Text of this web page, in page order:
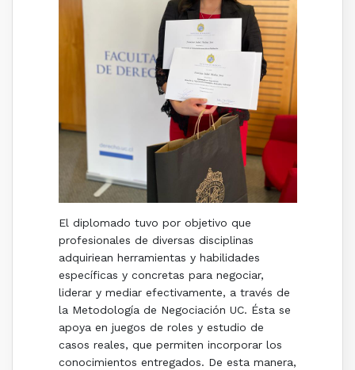
El diplomado tuvo por objetivo que
profesionales de diversas disciplinas
adquiriean herramientas y habilidades
específicas y concretas para negociar,
liderar y mediar efectivamente, a través de
la Metodología de Negociación UC. Ésta se
apoya en juegos de roles y estudio de
casos reales, que permiten incorporar los
conocimientos entregados. De esta manera,